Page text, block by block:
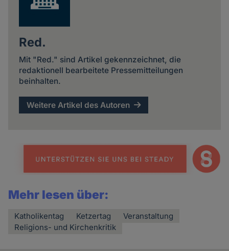
Red.
Mit "Red." sind Artikel gekennzeichnet, die
redaktionell bearbeitete Pressemitteilungen
beinhalten.
Weitere Artikel des Autoren
Mehr lesen über:
Katholikentag Ketzertag
Veranstaltung
Religions- und Kirchenkritik